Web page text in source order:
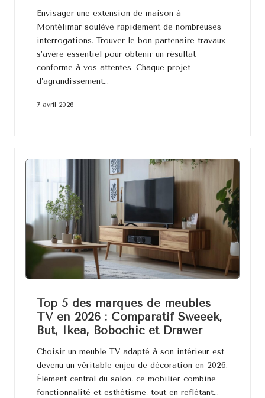
Envisager une extension de maison à
Montélimar soulève rapidement de nombreuses
interrogations. Trouver le bon partenaire travaux
s’avère essentiel pour obtenir un résultat
conforme à vos attentes. Chaque projet
d’agrandissement…
7 avril 2026
Top 5 des marques de meubles
TV en 2026 : Comparatif Sweeek,
But, Ikea, Bobochic et Drawer
Choisir un meuble TV adapté à son intérieur est
devenu un véritable enjeu de décoration en 2026.
Élément central du salon, ce mobilier combine
fonctionnalité et esthétisme, tout en reflétant…